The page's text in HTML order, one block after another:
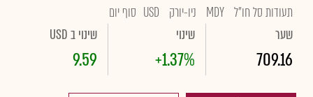
תעודות סל חו"ל MDY ניו-יורק USD סוף יום
שער
709.16
שינוי
+1.37%
שינוי ב USD
9.59